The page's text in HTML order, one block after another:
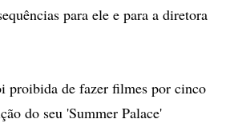
para ele e para a diretora
proibida de fazer filmes por cinco
do seu 'Summer Palace'